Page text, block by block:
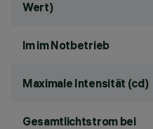
Wert)
lm im Notbetrieb
Maximale Intensität (cd)
Gesamtlichtstrom bei